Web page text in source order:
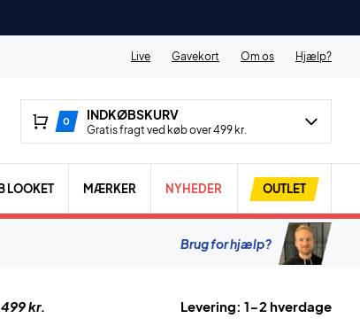
Live Gavekort Om os Hjælp?
0 INDKØBSKURV
Gratis fragt ved køb over 499 kr.
LOOKET MÆRKER NYHEDER OUTLET
Brug for hjælp?
kr. Levering: 1-2 hverdage